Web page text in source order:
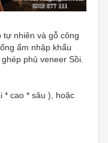
tự nhiên và gỗ công
ẩm nhập khẩu
phủ veneer Sồi.
* cao * sâu ), hoặc